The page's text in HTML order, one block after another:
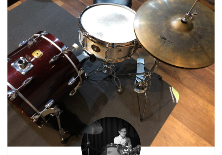
は、慎太郎
(@shintaro_163cm)で
す。 ドラムを叩いていて
こんなことありません
か？ ...